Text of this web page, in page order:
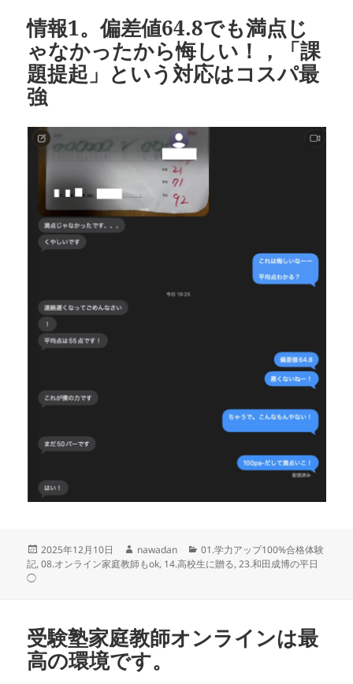
ー
情報1。偏差値64.8でも満点じ
ゃなかったから悔しい！，「課
題提起」という対応はコスパ最
強
投
稿
2025年12月10日
作
成
nawadan
カ
テ
01.学力アップ100%合格体験
記,08.オンライン家庭教師もok, 14.高校生に贈る,23.和田成博の平日
◯
受験塾家庭教師オンラインは最
高の環境です。